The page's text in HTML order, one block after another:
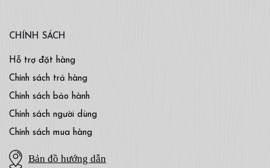
CHÍNH SÁCH
Hỗ trợ đặt hàng
Chính sách trả hàng
Chính sách bảo hành
Chính sách người dùng
Chính sách mua hàng
Bản đồ hướng dẫn